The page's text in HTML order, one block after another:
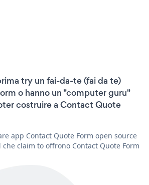
try un fai-da-te (fai da te)
o hanno un "computer guru"
costruire a Contact Quote
app Contact Quote Form open source
claim to offrono Contact Quote Form